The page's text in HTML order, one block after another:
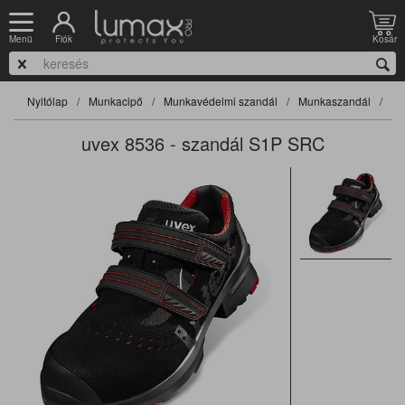
Menü Fiók Kosár
Nyitólap Munkacipő Munkavédelmi szandál Munkaszandál
uvex 8536 - szandál S1P SRC